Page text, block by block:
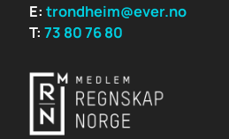
E: trondheim@ever.no
T: 73 80 76 80